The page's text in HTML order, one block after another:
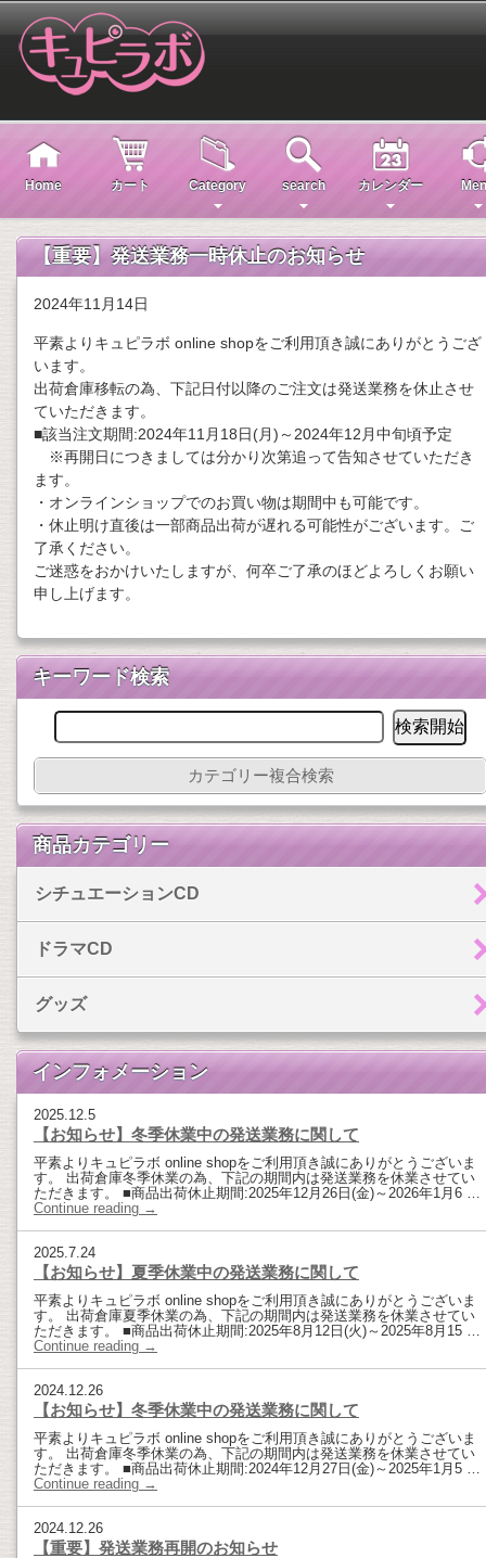
Home カート Category search カレンダー
【重要】発送業務一時休止のお知らせ
2024年11月14日
平素よりキュピラボ online shopをご利用頂き誠にありがとうござ
います。
出荷倉庫移転の為、下記日付以降のご注文は発送業務を休止させ
ていただきます。
■該当注文期間:2024年11月18日(月)～2024年12月中旬頃予定
※再開日につきましては分かり次第追って告知させていただき
ます。
・オンラインショップでのお買い物は期間中も可能です。
・休止明け直後は一部商品出荷が遅れる可能性がございます。ご
了承ください。
ご迷惑をおかけいたしますが、何卒ご了承のほどよろしくお願い
申し上げます。
キーワード検索
カテゴリー複合検索
商品カテゴリー
シチュエーションCD
ドラマCD
グッズ
インフォメーション
2025.12.5
【お知らせ】冬季休業中の発送業務に関して
平素よりキュピラボ online shopをご利用頂き誠にありがとうございま
す。 出荷倉庫冬季休業の為、下記の期間内は発送業務を休業させてい
ただきます。 ■商品出荷休止期間:2025年12月26日(金)～2026年1月6 …
Continue reading →
2025.7.24
【お知らせ】夏季休業中の発送業務に関して
平素よりキュピラボ online shopをご利用頂き誠にありがとうございま
す。 出荷倉庫夏季休業の為、下記の期間内は発送業務を休業させてい
ただきます。 ■商品出荷休止期間:2025年8月12日(火)～2025年8月15 …
Continue reading →
2024.12.26
【お知らせ】冬季休業中の発送業務に関して
平素よりキュピラボ online shopをご利用頂き誠にありがとうございま
す。 出荷倉庫冬季休業の為、下記の期間内は発送業務を休業させてい
ただきます。 ■商品出荷休止期間:2024年12月27日(金)～2025年1月5 …
Continue reading →
2024.12.26
【重要】発送業務再開のお知らせ